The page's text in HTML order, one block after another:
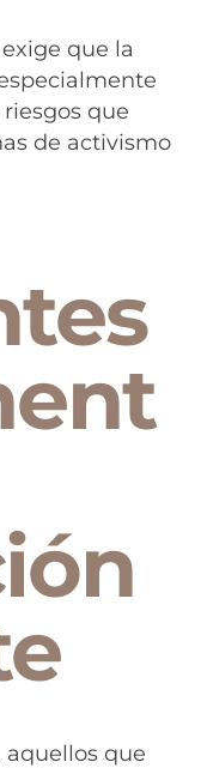
que la
que
de activismo
aquellos que